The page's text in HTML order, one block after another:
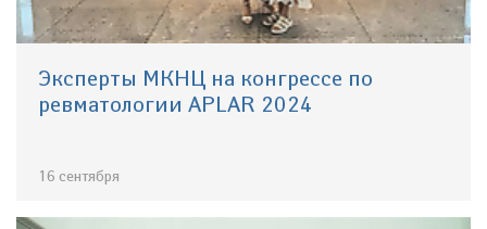
Эксперты МКНЦ на конгрессе по
ревматологии APLAR 2024
16 сентября